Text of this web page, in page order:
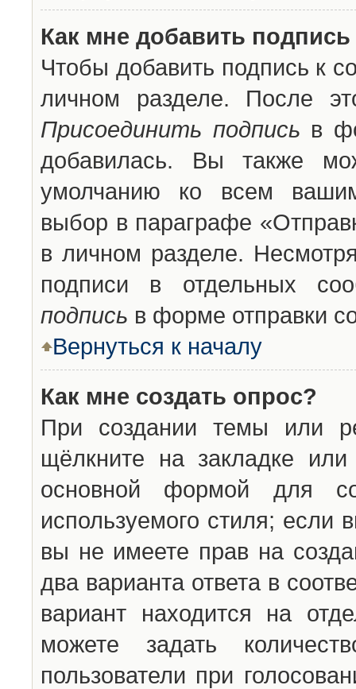
Как мне добавить
Чтобы добавить подпись к
личном разделе. После
Присоединить подпись в
добавилась. Вы также
умолчанию ко всем
выбор в параграфе
в личном разделе.
подписи в отдельных
подпись в форме отправки
Вернуться к началу
Как мне создать опрос?
При создании темы или
щёлкните на закладке
основной формой для
используемого стиля; если
вы не имеете прав на
два варианта ответа в
вариант находится на
можете задать
пользователи при